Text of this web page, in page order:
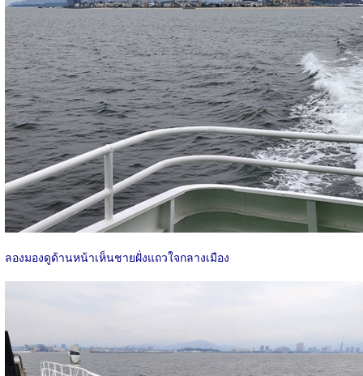
ลองมองดูด้านหน้าเห็นชายฝั่งแถวใจกลางเมือง